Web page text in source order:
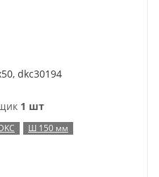
dkc30194
1 шт
Ш 150 мм